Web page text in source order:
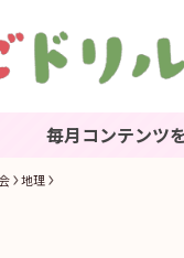
ツを更新中。ブッ
地理